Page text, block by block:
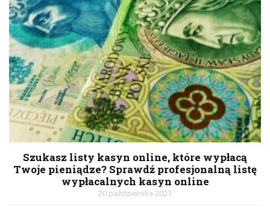
Szukasz listy kasyn online, które wypłacą
Twoje pieniądze? Sprawdź profesjonalną listę
wypłacalnych kasyn online
20 października 2021